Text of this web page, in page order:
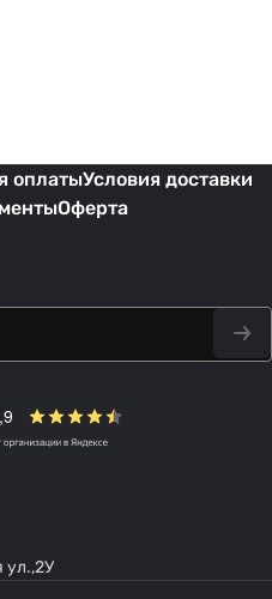
оплатыУсловия доставки
Оферта
ул.,2У